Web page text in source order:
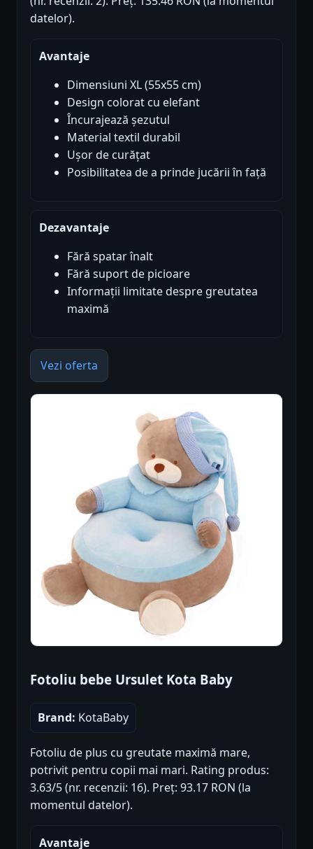
datelor).
Avantaje
Dimensiuni XL (55x55 cm)
Design colorat cu elefant
Încurajează șezutul
Material textil durabil
Ușor de curățat
Posibilitatea de a prinde jucării în față
Dezavantaje
Fără spatar înalt
Fără suport de picioare
Informații limitate despre greutatea
maximă
Vezi oferta
Fotoliu bebe Ursulet Kota Baby
Brand: KotaBaby
Fotoliu de plus cu greutate maximă mare,
potrivit pentru copii mai mari. Rating produs:
3.63/5 (nr. recenzii: 16). Preț: 93.17 RON (la
momentul datelor).
Avantaje